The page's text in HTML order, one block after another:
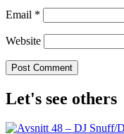
Email *
Website
Let's see others